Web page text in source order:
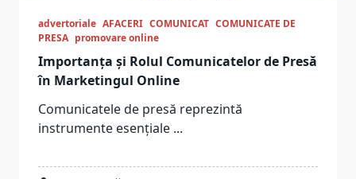
advertoriale AFACERI COMUNICAT COMUNICATE DE
PRESA promovare online
Importanța și Rolul Comunicatelor de Presă
în Marketingul Online
Comunicatele de presă reprezintă
instrumente esențiale ...